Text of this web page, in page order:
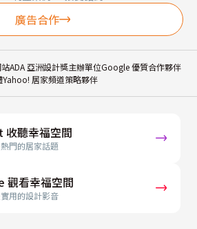
廣告合作
ADA 亞洲設計獎主辦單位Google 優質合作夥伴
Yahoo! 居家頻道策略夥伴
收聽幸福空間
門的居家話題
觀看幸福空間
用的設計影音